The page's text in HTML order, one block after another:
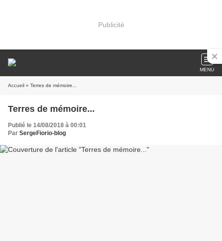
Publicité
MENU
Accueil » Terres de mémoire...
Terres de mémoire...
Publié le 14/08/2018 à 00:01
Par SergeFiorio-blog